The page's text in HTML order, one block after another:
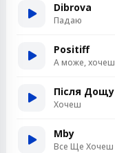
Dibrova
Падаю
Positiff
А може, хочеш
Після Дощу
Хочеш
Mby
Все Ще Хочеш